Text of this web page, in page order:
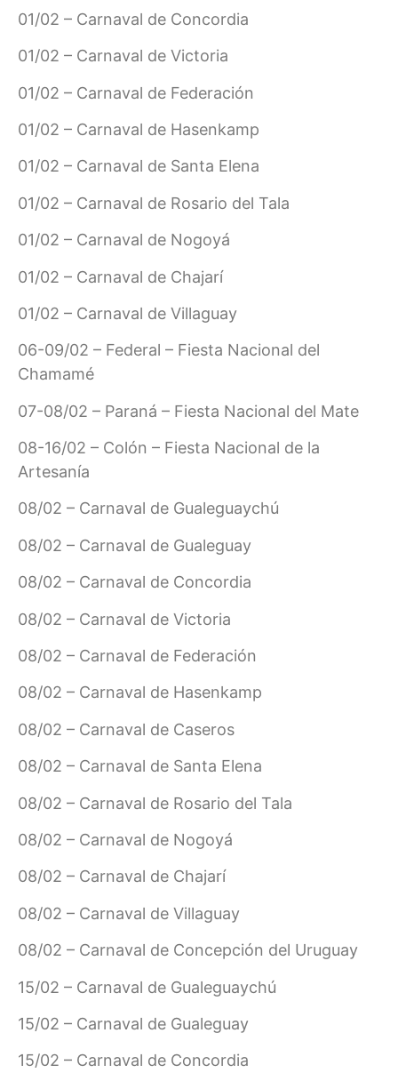
01/02 – Carnaval de Concordia
01/02 – Carnaval de Victoria
01/02 – Carnaval de Federación
01/02 – Carnaval de Hasenkamp
01/02 – Carnaval de Santa Elena
01/02 – Carnaval de Rosario del Tala
01/02 – Carnaval de Nogoyá
01/02 – Carnaval de Chajarí
01/02 – Carnaval de Villaguay
06-09/02 – Federal – Fiesta Nacional del
Chamamé
07-08/02 – Paraná – Fiesta Nacional del Mate
08-16/02 – Colón – Fiesta Nacional de la
Artesanía
08/02 – Carnaval de Gualeguaychú
08/02 – Carnaval de Gualeguay
08/02 – Carnaval de Concordia
08/02 – Carnaval de Victoria
08/02 – Carnaval de Federación
08/02 – Carnaval de Hasenkamp
08/02 – Carnaval de Caseros
08/02 – Carnaval de Santa Elena
08/02 – Carnaval de Rosario del Tala
08/02 – Carnaval de Nogoyá
08/02 – Carnaval de Chajarí
08/02 – Carnaval de Villaguay
08/02 – Carnaval de Concepción del Uruguay
15/02 – Carnaval de Gualeguaychú
15/02 – Carnaval de Gualeguay
15/02 – Carnaval de Concordia